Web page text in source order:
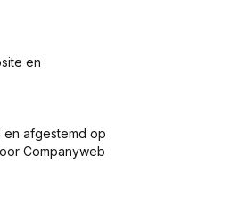
en
afgestemd op
Companyweb